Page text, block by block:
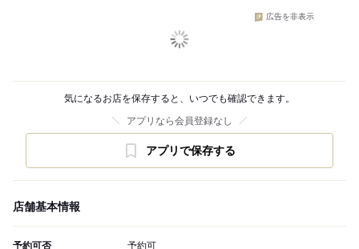
広告を非表示
気になるお店を保存すると、いつでも確認できます。
アプリなら会員登録なし
アプリで保存する
店舗基本情報
予約可否 予約可